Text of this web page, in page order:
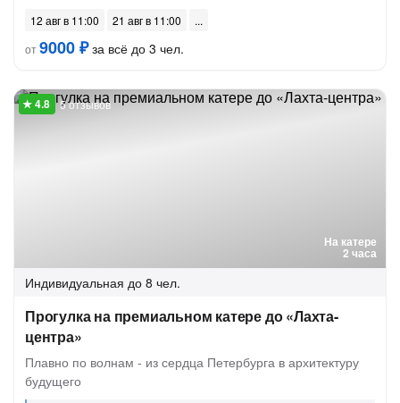
12 авг в 11:00
21 авг в 11:00
от9000 ₽за всё до 3 чел.
На катере
2 часа
5 отзывов
Индивидуальная до 8 чел.
Прогулка на премиальном катере до «Лахта-
центра»
Плавно по волнам - из сердца Петербурга в архитектуру
будущего